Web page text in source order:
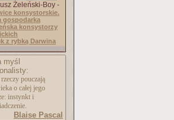
Żeleński-Boy -
konsystorskie.
gospodarka
konsystorzy
z rybką Darwina
myśl
pouczają
o całej jego
instynkt i
Blaise Pascal